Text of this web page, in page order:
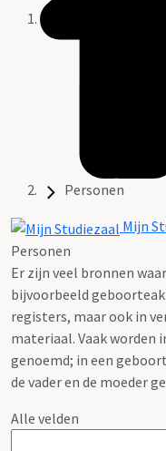
Personen
Mijn
Personen
Er zijn veel bronnen
bijvoorbeeld
registers, maar ook in
materiaal. Vaak worden
genoemd; in een
de vader en de moeder
Alle velden